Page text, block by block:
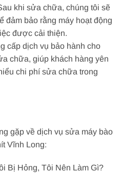
khi sửa chữa, chúng tôi sẽ
đảm bảo rằng máy hoạt động
được cải thiện.
cấp dịch vụ bảo hành cho
chữa, giúp khách hàng yên
chi phí sửa chữa trong
gặp về dịch vụ sửa máy bào
Vĩnh Long:
Bị Hỏng, Tôi Nên Làm Gì?